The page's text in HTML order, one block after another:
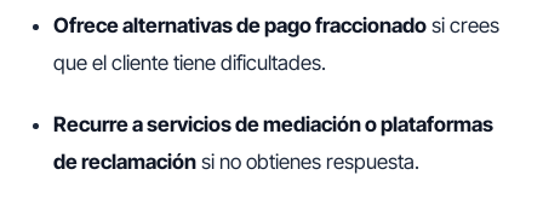
Ofrece alternativas de pago fraccionado si crees
que el cliente tiene dificultades.
Recurre a servicios de mediación o plataformas
de reclamación si no obtienes respuesta.